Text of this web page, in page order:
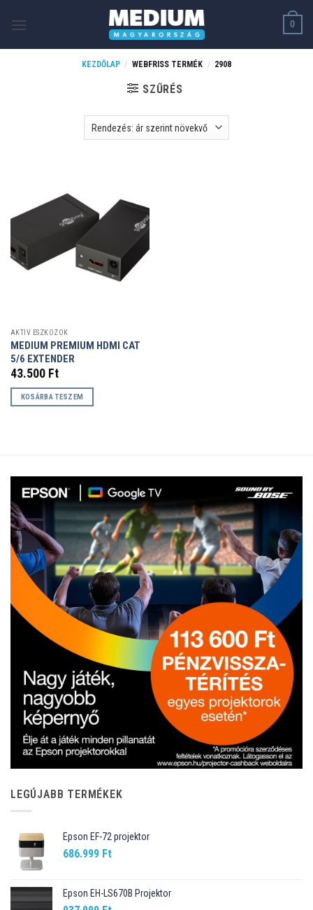
0
KEZDŐLAP / WEBFRISS TERMÉK / 2908
SZŰRÉS
AKTÍV ESZKÖZÖK
MEDIUM PREMIUM HDMI CAT
5/6 EXTENDER
43.500 Ft
KOSÁRBA TESZEM
LEGÚJABB TERMÉKEK
Epson EF-72 projektor
686.999 Ft
Epson EH-LS670B Projektor